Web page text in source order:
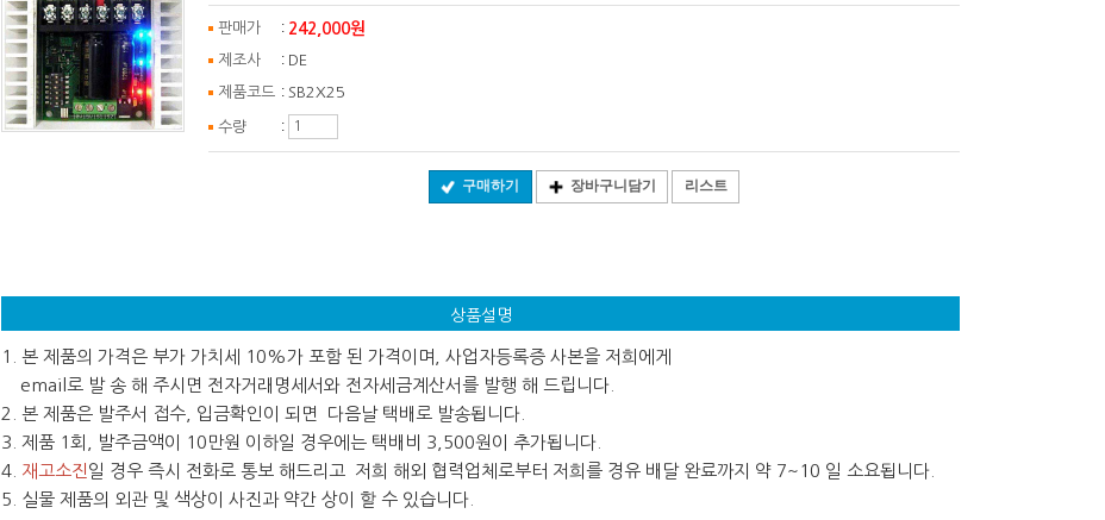
판매가 : 242,000원
제조사 : DE
제품코드 : SB2X25
수량 :
구매하기 장바구니담기 리스트
상품설명
1. 본 제품의 가격은 부가 가치세 10%가 포함 된 가격이며, 사업자등록증 사본을 저희에게
email로 발 송 해 주시면 전자거래명세서와 전자세금계산서를 발행 해 드립니다.
2. 본 제품은 발주서 접수, 입금확인이 되면 다음날 택배로 발송됩니다.
3. 제품 1회, 발주금액이 10만원 이하일 경우에는 택배비 3,500원이 추가됩니다.
4. 재고소진 일 경우 즉시 전화로 통보 해드리고 저희 해외 협력업체로부터 저희를 경유 배달 완료까지 약 7~10 일 소요됩니다.
5. 실물 제품의 외관 및 색상이 사진과 약간 상이 할 수 있습니다.